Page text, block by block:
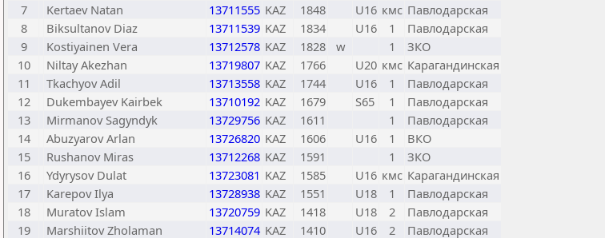
7
Kertaev Natan 13711555 KAZ 1848 U16 кмс Павлодарская
8
Biksultanov Diaz 13711539 KAZ 1834 U16 1
Павлодарская
9
Kostiyainen Vera 13712578 KAZ 1828 w 1
ЗКО
10
Niltay Akezhan 13719807 KAZ 1766 U20 кмс Карагандинская
11
Tkachyov Adil 13713558 KAZ 1744 U16 1
Павлодарская
12
Dukembayev Kairbek 13710192 KAZ 1679 S65 1
Павлодарская
13
Mirmanov Sagyndyk 13729756 KAZ 1611 1
Павлодарская
14
Abuzyarov Arlan 13726820 KAZ 1606 U16 1
ВКО
15
Rushanov Miras 13712268 KAZ 1591 1
ЗКО
16
Ydyrysov Dulat 13723081 KAZ 1585 U16 кмс Карагандинская
17
Karepov Ilya 13728938 KAZ 1551 U18 1
Павлодарская
18
Muratov Islam 13720759 KAZ 1418 U18 2
Павлодарская
19
Marshiitov Zholaman 13714074 KAZ 1410 U16 2 Павлодарская